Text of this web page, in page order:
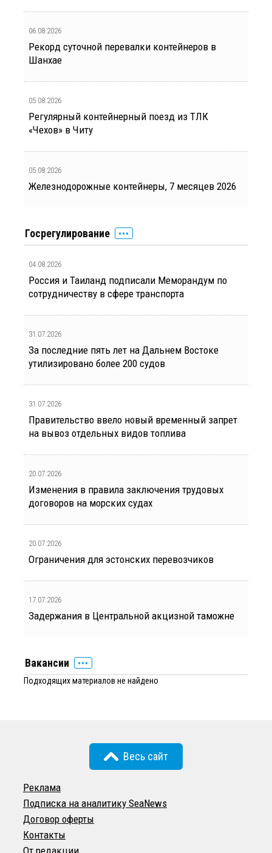
06.08.2026
Рекорд суточной перевалки контейнеров в
Шанхае
05.08.2026
Регулярный контейнерный поезд из ТЛК
«Чехов» в Читу
05.08.2026
Железнодорожные контейнеры, 7 месяцев 2026
Госрегулирование
04.08.2026
Россия и Таиланд подписали Меморандум по
сотрудничеству в сфере транспорта
31.07.2026
За последние пять лет на Дальнем Востоке
утилизировано более 200 судов
31.07.2026
Правительство ввело новый временный запрет
на вывоз отдельных видов топлива
20.07.2026
Изменения в правила заключения трудовых
договоров на морских судах
20.07.2026
Ограничения для эстонских перевозчиков
17.07.2026
Задержания в Центральной акцизной таможне
Вакансии
Подходящих материалов не найдено
Весь сайт
Реклама
Подписка на аналитику SeaNews
Договор оферты
Контакты
От редакции